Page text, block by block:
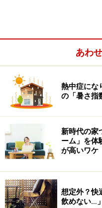
もちろん、こだわりの
の部分は徹底的にロー
で計画することが成功の
－ P1 －
では次のページ
メージを一新させる 「
ご紹介します。
第一印象が散らかった傘
めるアイキャッチにこ
安っぽくなってしまう！
ージを大きく左右するア
あわ
熱中症にな
の「暑さ指
新時代の家
ーム」を体
が高いワケ
想定外？快
飲めない…